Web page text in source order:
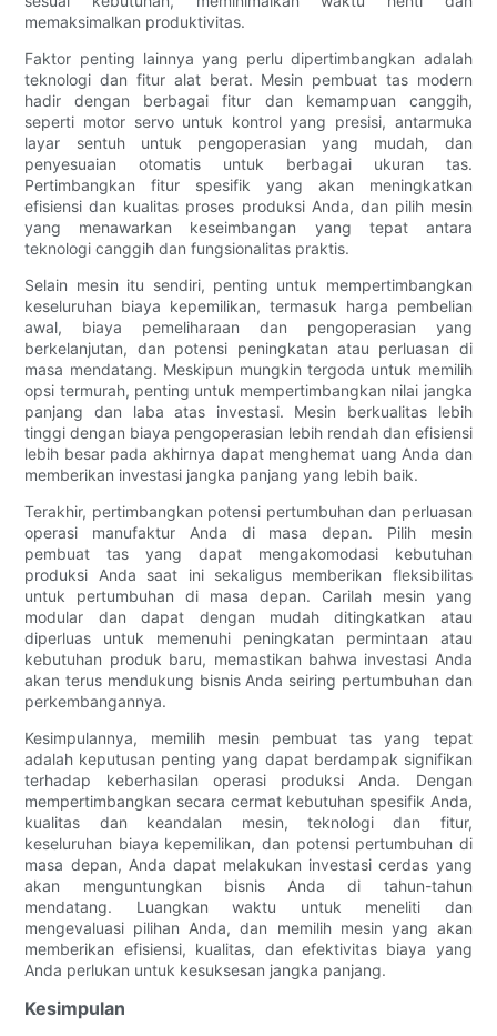
memaksimalkan produktivitas.
Faktor penting lainnya yang perlu dipertimbangkan adalah
teknologi dan fitur alat berat. Mesin pembuat tas modern
hadir dengan berbagai fitur dan kemampuan canggih,
seperti motor servo untuk kontrol yang presisi, antarmuka
layar sentuh untuk pengoperasian yang mudah, dan
penyesuaian otomatis untuk berbagai ukuran tas.
Pertimbangkan fitur spesifik yang akan meningkatkan
efisiensi dan kualitas proses produksi Anda, dan pilih mesin
yang menawarkan keseimbangan yang tepat antara
teknologi canggih dan fungsionalitas praktis.
Selain mesin itu sendiri, penting untuk mempertimbangkan
keseluruhan biaya kepemilikan, termasuk harga pembelian
awal, biaya pemeliharaan dan pengoperasian yang
berkelanjutan, dan potensi peningkatan atau perluasan di
masa mendatang. Meskipun mungkin tergoda untuk memilih
opsi termurah, penting untuk mempertimbangkan nilai jangka
panjang dan laba atas investasi. Mesin berkualitas lebih
tinggi dengan biaya pengoperasian lebih rendah dan efisiensi
lebih besar pada akhirnya dapat menghemat uang Anda dan
memberikan investasi jangka panjang yang lebih baik.
Terakhir, pertimbangkan potensi pertumbuhan dan perluasan
operasi manufaktur Anda di masa depan. Pilih mesin
pembuat tas yang dapat mengakomodasi kebutuhan
produksi Anda saat ini sekaligus memberikan fleksibilitas
untuk pertumbuhan di masa depan. Carilah mesin yang
modular dan dapat dengan mudah ditingkatkan atau
diperluas untuk memenuhi peningkatan permintaan atau
kebutuhan produk baru, memastikan bahwa investasi Anda
akan terus mendukung bisnis Anda seiring pertumbuhan dan
perkembangannya.
Kesimpulannya, memilih mesin pembuat tas yang tepat
adalah keputusan penting yang dapat berdampak signifikan
terhadap keberhasilan operasi produksi Anda. Dengan
mempertimbangkan secara cermat kebutuhan spesifik Anda,
kualitas dan keandalan mesin, teknologi dan fitur,
keseluruhan biaya kepemilikan, dan potensi pertumbuhan di
masa depan, Anda dapat melakukan investasi cerdas yang
akan menguntungkan bisnis Anda di tahun-tahun
mendatang. Luangkan waktu untuk meneliti dan
mengevaluasi pilihan Anda, dan memilih mesin yang akan
memberikan efisiensi, kualitas, dan efektivitas biaya yang
Anda perlukan untuk kesuksesan jangka panjang.
Kesimpulan